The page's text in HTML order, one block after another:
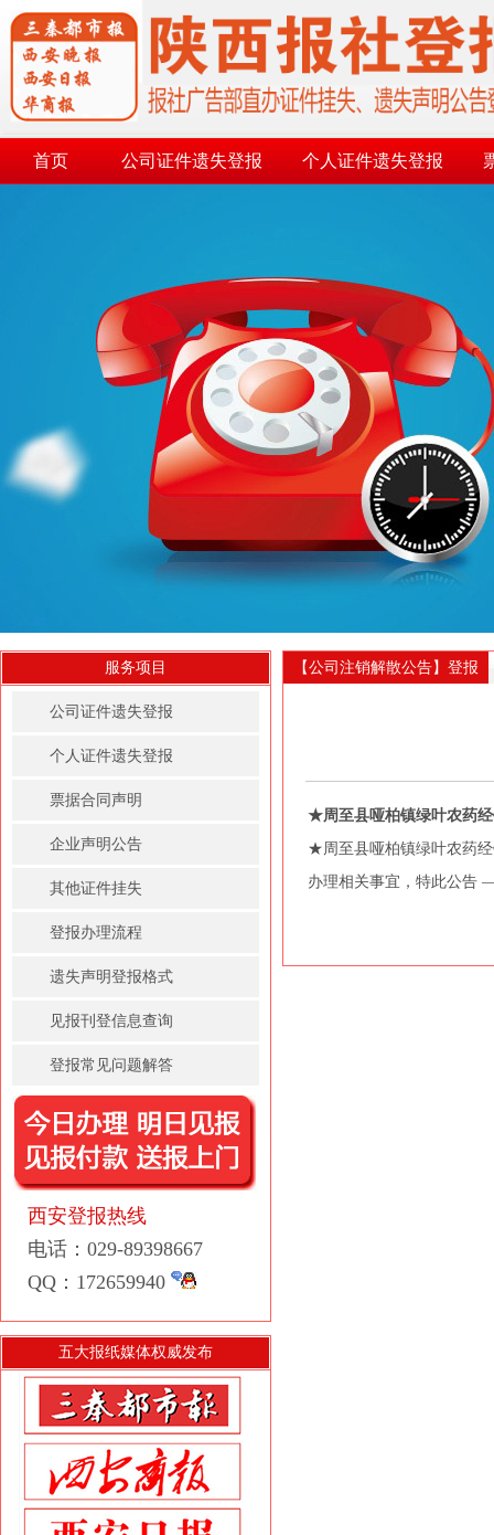
首页 公司证件遗失登报 个人证件遗失登报
服务项目
公司证件遗失登报
个人证件遗失登报
票据合同声明
企业声明公告
其他证件挂失
登报办理流程
遗失声明登报格式
见报刊登信息查询
登报常见问题解答
西安登报热线
电话：029-89398667
QQ：172659940
五大报纸媒体权威发布
【公司注销解散公告】登报
★周至县哑柏镇绿叶农药
★周至县哑柏镇绿叶农药经
办理相关事宜，特此公告